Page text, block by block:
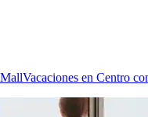
Vacaciones en Centro